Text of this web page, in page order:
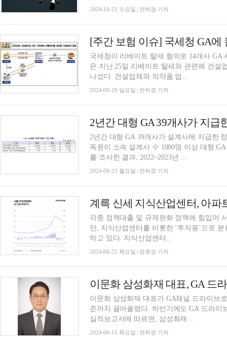
2024-10-23 수요일 | 전하경 기자
국세청이 리베이트 탈세 혐의로 14개사 GA
은 지난 25일 리베이트 탈세와 관련해 건설
나섰다. 건설업체와 의약품 업...
2024-09-29 일요일 | 전하경 기자
2년간 대형 GA 39개사가 지급
2년간 대형 GA 39개사가 설계사에 지급한
독원이 소속 설계사 수 1000명 이상 대형
를 조사한 결과, 2022~2023년 ...
2024-09-23 월요일 | 전하경 기자
계륵 신세 지식산업센터, 아파
각종 정책대출 및 규제완화 정책에 힘입어
만, 지식산업센터를 비롯한 ‘투자용’으로
하고 있다. 지식산업센터...
2024-08-22 목요일 | 장호성 기자
이문화 삼성화재 대표가 GA채널 드라이브
준까지 끌어올렸다. 하반기에도 GA 드라이
실적보고서에 따르면, 삼성화재...
2024-08-15 목요일 | 전하경 기자